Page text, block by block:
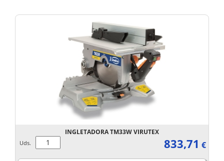
INGLETADORA TM33W VIRUTEX
Uds. 833,71 €